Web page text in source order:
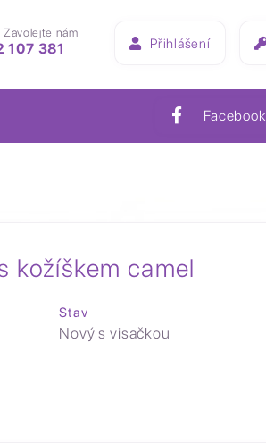
nám
107 381 Přihlášení
Facebook
kožíškem camel
Stav
Nový s visačkou